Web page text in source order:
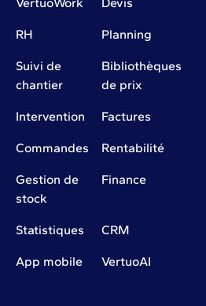
RH Planning
Suivi de
chantier
Bibliothèques
de prix
Intervention Factures
Commandes Rentabilité
Gestion de
stock
Finance
Statistiques CRM
App mobile VertuoAI